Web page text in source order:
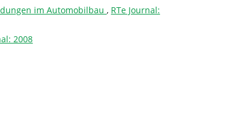
im Automobilbau, RTe Journal:
2008